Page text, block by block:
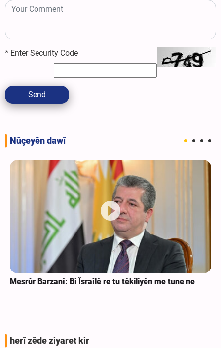
* Enter Security Code
Send
Nûçeyên dawî
Mesrûr Barzanî: Bi Îsraîlê re tu têkiliyên me tune ne
herî zêde ziyaret kir